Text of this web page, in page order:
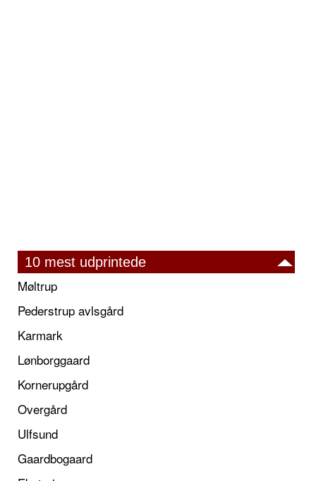
10 mest udprintede
Møltrup
Pederstrup avlsgård
Karmark
Lønborggaard
Kornerupgård
Overgård
Ulfsund
Gaardbogaard